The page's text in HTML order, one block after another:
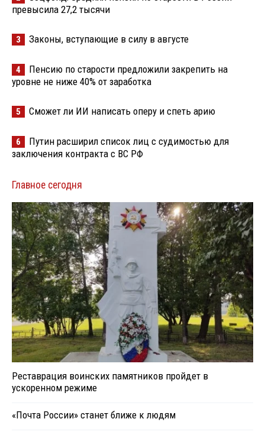
превысила 27,2 тысячи
3 Законы, вступающие в силу в августе
4
Пенсию по старости предложили закрепить на
уровне не ниже 40% от заработка
5 Сможет ли ИИ написать оперу и спеть арию
6
Путин расширил список лиц с судимостью для
заключения контракта с ВС РФ
Главное сегодня
Реставрация воинских памятников пройдет в
ускоренном режиме
«Почта России» станет ближе к людям